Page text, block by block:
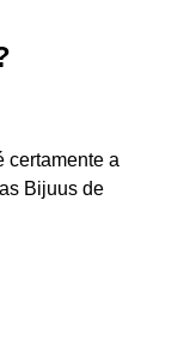
certamente a
Bijuus de